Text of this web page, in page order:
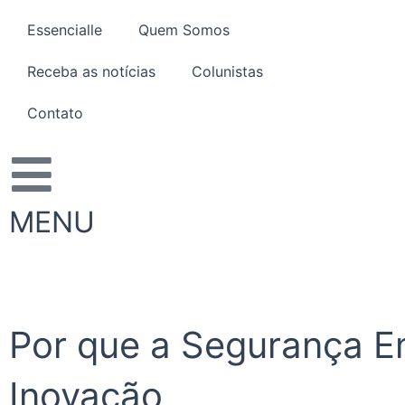
para
conteúdo
Essencialle Quem Somos
Receba as notícias Colunistas
Contato
MENU
Por que a Segurança
Inovação